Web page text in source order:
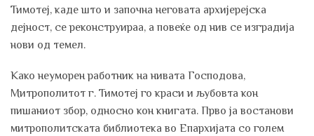
Тимотеј, каде што и започна неговата архијерејска
дејност, се реконструираа, а повеќе од нив се изградија
нови од темел.
Како неуморен работник на нивата Господова,
Митрополитот г. Тимотеј го краси и љубовта кон
пишаниот збор, односно кон книгата. Прво ја востанови
митрополитската библиотека во Епархијата со голем